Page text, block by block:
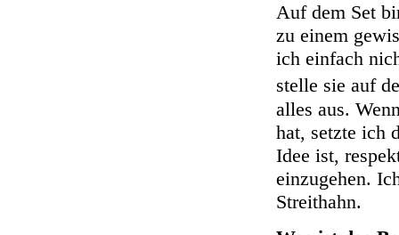
Auf dem Set
zu einem
ich einfach
stelle sie auf
alles aus.
hat, setzte ich
Idee ist,
einzugehen.
Streithahn.